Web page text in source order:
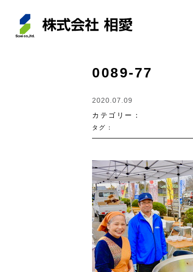
0089-77
2020.07.09
カテゴリー：
タグ：